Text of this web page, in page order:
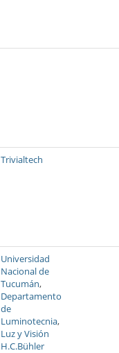
Trivialtech
Universidad
Nacional de
Tucumán,
Departamento
de
Luminotecnia,
Luz y Visión
H.C.Bühler